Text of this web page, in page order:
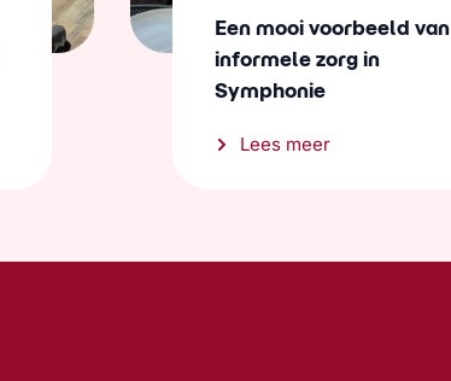
Een mooi voorbeeld van
informele zorg in
Symphonie
Lees meer